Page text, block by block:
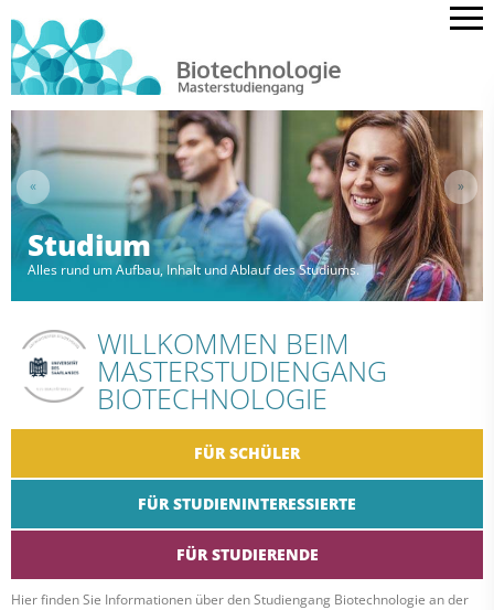
Studium
Alles rund um Aufbau, Inhalt und Ablauf des Studiums.
WILLKOMMEN BEIM
MASTERSTUDIENGANG
BIOTECHNOLOGIE
FÜRSCHÜLER
FÜRSTUDIENINTERESSIERTE
FÜRSTUDIERENDE
Hier finden Sie Informationen über den Studiengang Biotechnologie an der